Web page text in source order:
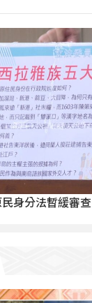
身分法暫緩審查